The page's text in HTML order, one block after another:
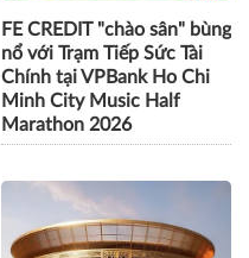
FE CREDIT "chào sân" bùng
nổ với Trạm Tiếp Sức Tài
Chính tại VPBank Ho Chi
Minh City Music Half
Marathon 2026